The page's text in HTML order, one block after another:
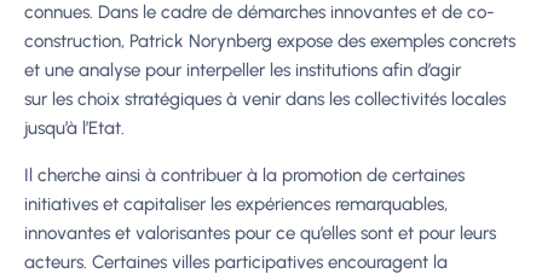
connues. Dans le cadre de démarches innovantes et de co-
construction, Patrick Norynberg expose des exemples concrets
et une analyse pour interpeller les institutions afin d’agir
sur les choix stratégiques à venir dans les collectivités locales
jusqu’à l’Etat.
Il cherche ainsi à contribuer à la promotion de certaines
initiatives et capitaliser les expériences remarquables,
innovantes et valorisantes pour ce qu’elles sont et pour leurs
acteurs. Certaines villes participatives encouragent la